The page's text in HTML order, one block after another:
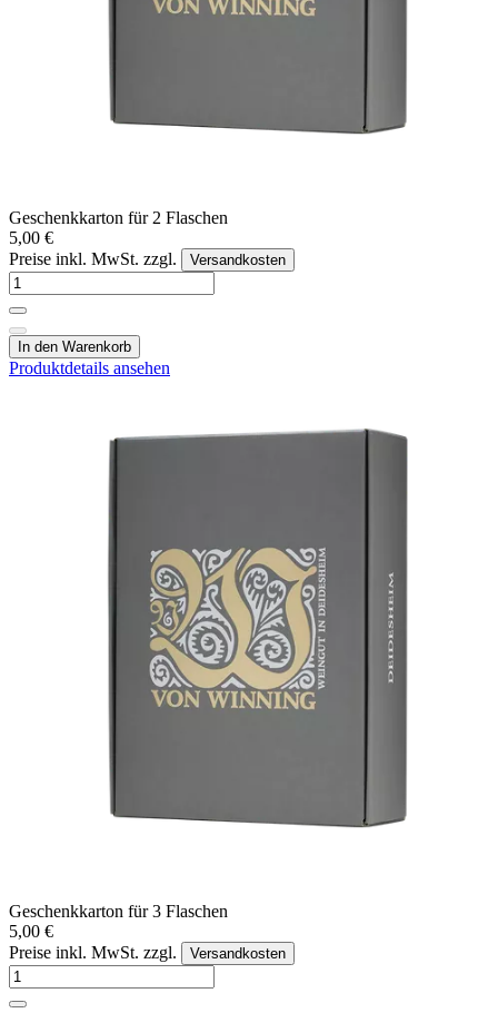
Geschenkkarton für 2 Flaschen
5,00 €
Preise inkl. MwSt. zzgl.
Versandkosten
In den Warenkorb
Produktdetails ansehen
Geschenkkarton für 3 Flaschen
5,00 €
Preise inkl. MwSt. zzgl.
Versandkosten